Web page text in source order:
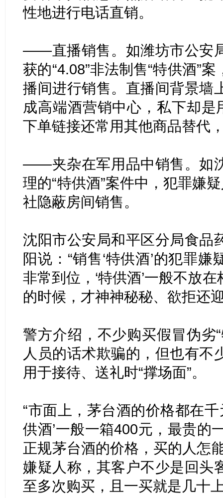
性地进行电话直销。
——直播销售。如潍坊市公安
获的“4.08”非法制售“特供酒”
播间进行销售。直播间背景墙
成高端酒营销中心，私下却是
下单链接还常用其他商品替代
——夹杂在军用品中销售。如
理的“特供酒”案件中，犯罪嫌
社隐蔽房间销售。
沈阳市公安局和平区分局食品
阳说：“销售‘特供酒’的犯罪
非常到位，‘特供酒’一般不放
的时候，才神神秘秘、欲拒还
警方介绍，不少购买假冒伪劣
人员的话术欺骗的，但也有不
用于接待、送礼时“撑场面”。
“市面上，茅台酒的价格都在千
供酒’一般一箱400元，最贵的
正规茅台酒的价格，买的人怎
嫌疑人称，其客户不少是回头
至多次购买，且一买就是几十